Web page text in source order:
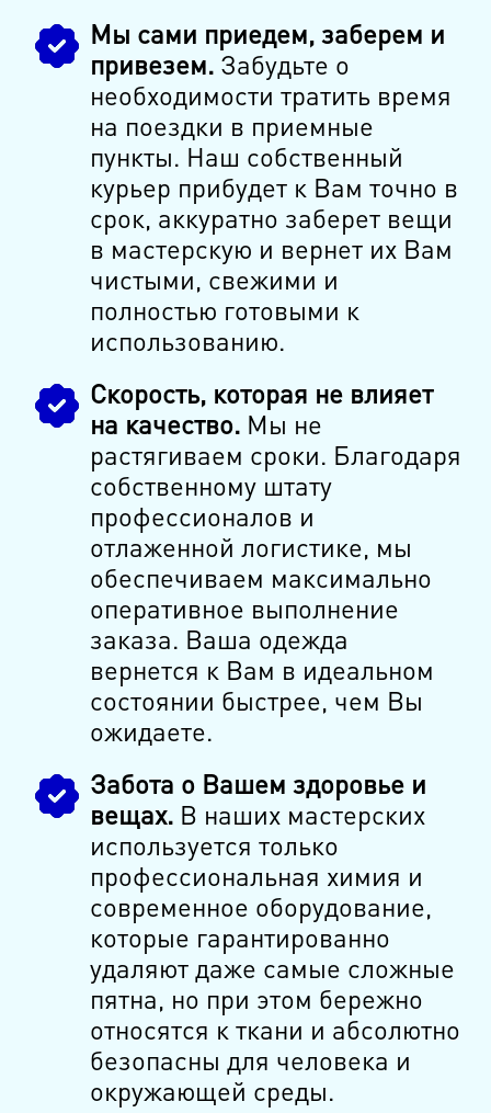
Мы сами приедем, заберем и
привезем.Забудьте о
необходимости тратить время
на поездки в приемные
пункты. Наш собственный
курьер прибудет к Вам точно в
срок, аккуратно заберет вещи
в мастерскую и вернет их Вам
чистыми, свежими и
полностью готовыми к
использованию.
Скорость, которая не влияет
на качество.Мы не
растягиваем сроки. Благодаря
собственному штату
профессионалов и
отлаженной логистике, мы
обеспечиваем максимально
оперативное выполнение
заказа. Ваша одежда
вернется к Вам в идеальном
состоянии быстрее, чем Вы
ожидаете.
Забота о Вашем здоровье и
вещах.В наших мастерских
используется только
профессиональная химия и
современное оборудование,
которые гарантированно
удаляют даже самые сложные
пятна, но при этом бережно
относятся к ткани и абсолютно
безопасны для человека и
окружающей среды.